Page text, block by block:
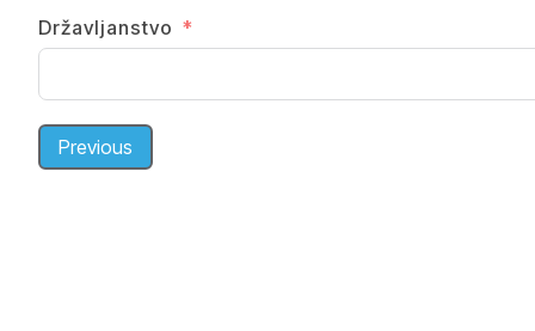
Državljanstvo
Previous